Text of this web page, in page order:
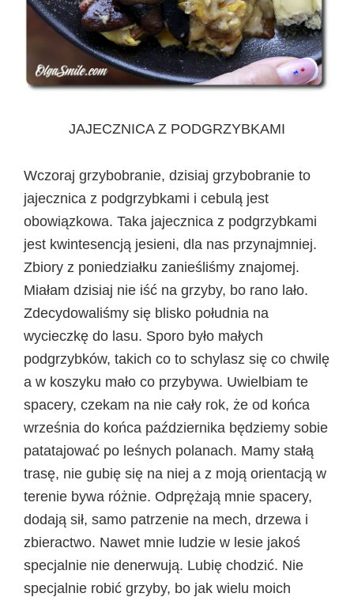
JAJECZNICA Z PODGRZYBKAMI
Wczoraj grzybobranie, dzisiaj grzybobranie to
jajecznica z podgrzybkami i cebulą jest
obowiązkowa. Taka jajecznica z podgrzybkami
jest kwintesencją jesieni, dla nas przynajmniej.
Zbiory z poniedziałku zanieśliśmy znajomej.
Miałam dzisiaj nie iść na grzyby, bo rano lało.
Zdecydowaliśmy się blisko południa na
wycieczkę do lasu. Sporo było małych
podgrzybków, takich co to schylasz się co chwilę
a w koszyku mało co przybywa. Uwielbiam te
spacery, czekam na nie cały rok, że od końca
września do końca października będziemy sobie
patatajować po leśnych polanach. Mamy stałą
trasę, nie gubię się na niej a z moją orientacją w
terenie bywa różnie. Odprężają mnie spacery,
dodają sił, samo patrzenie na mech, drzewa i
zbieractwo. Nawet mnie ludzie w lesie jakoś
specjalnie nie denerwują. Lubię chodzić. Nie
specjalnie robić grzyby, bo jak wielu moich